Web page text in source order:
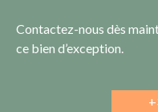
Contactez-nous dès
ce bien d’exception.